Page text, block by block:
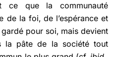
ce que la communauté
de la foi, de l’espérance et
gardé pour soi, mais devient
la pâte de la société tout